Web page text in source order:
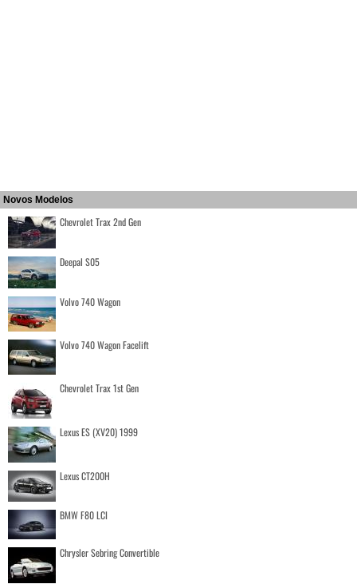
Novos Modelos
Chevrolet Trax 2nd Gen
Deepal S05
Volvo 740 Wagon
Volvo 740 Wagon Facelift
Chevrolet Trax 1st Gen
Lexus ES (XV20) 1999
Lexus CT200H
BMW F80 LCI
Chrysler Sebring Convertible